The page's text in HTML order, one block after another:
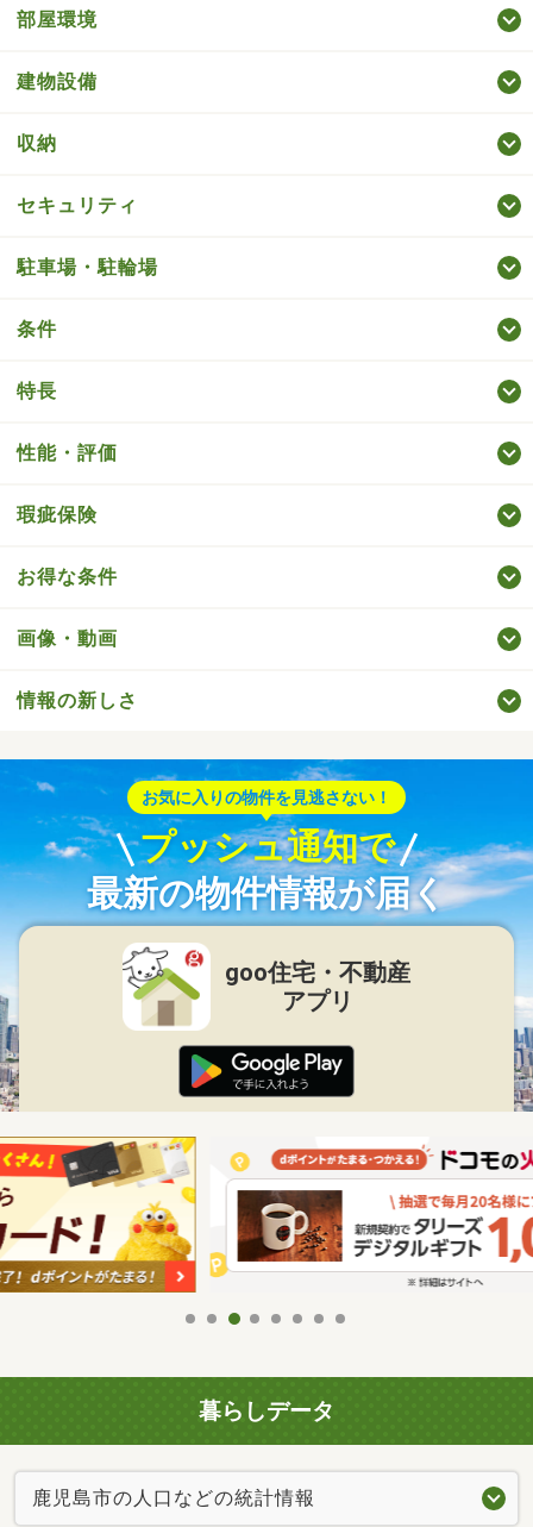
部屋環境
建物設備
収納
セキュリティ
駐車場・駐輪場
条件
特長
性能・評価
瑕疵保険
お得な条件
画像・動画
情報の新しさ
お気に入りの物件を見逃さない！
プッシュ通知で
最新の物件情報が届く
goo住宅・不動産
アプリ
暮らしデータ
鹿児島市の人口などの統計情報